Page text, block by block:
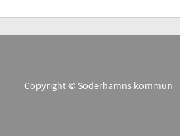
Copyright © Söderhamns